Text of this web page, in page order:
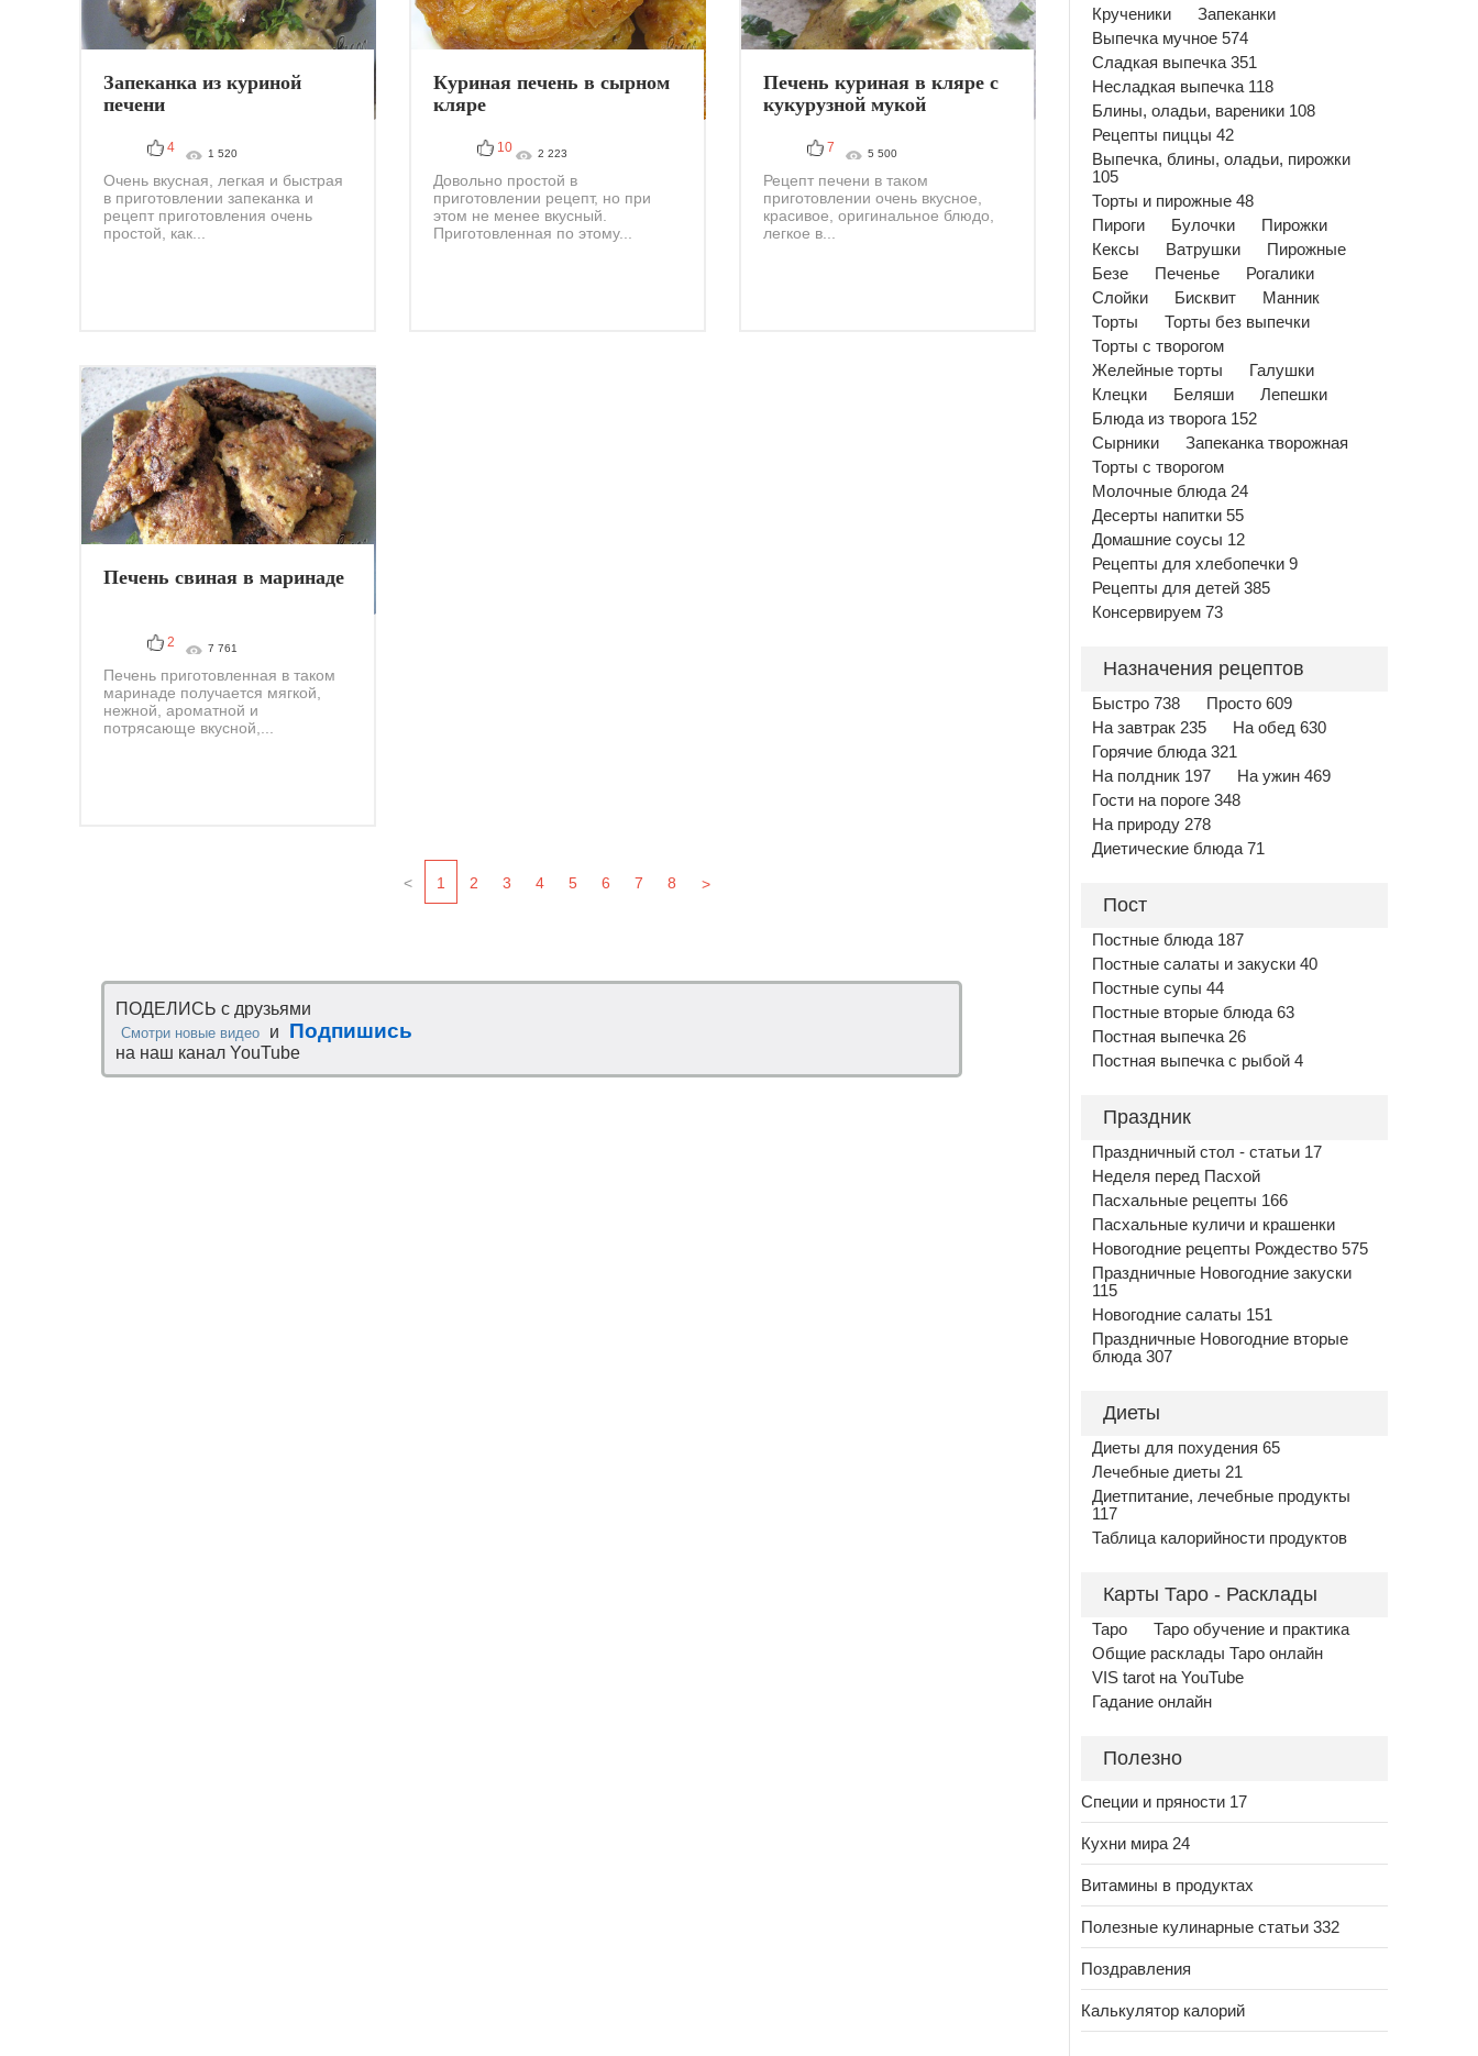
Запеканка из куриной
печени
4 1 520
Очень вкусная, легкая и быстрая
в приготовлении запеканка и
рецепт приготовления очень
простой, как...
Куриная печень в сырном
кляре
10 2 223
Довольно простой в
приготовлении рецепт, но при
этом не менее вкусный.
Приготовленная по этому...
Печень куриная в кляре с
кукурузной мукой
7 5 500
Рецепт печени в таком
приготовлении очень вкусное,
красивое, оригинальное блюдо,
легкое в...
Печень свиная в маринаде
2 7 761
Печень приготовленная в таком
маринаде получается мягкой,
нежной, ароматной и
потрясающе вкусной,...
< 1 2 3 4 5 6 7 8 >
ПОДЕЛИСЬ с друзьями
Смотри новые видео и Подпишись
на наш канал YouTube
Крученики
Запеканки
Выпечка мучное 574
Сладкая выпечка 351
Несладкая выпечка 118
Блины, оладьи, вареники 108
Рецепты пиццы 42
Выпечка, блины, оладьи, пирожки
105
Торты и пирожные 48
Пироги
Булочки
Пирожки
Кексы
Ватрушки
Пирожные
Безе
Печенье
Рогалики
Слойки
Бисквит
Манник
Торты
Торты без выпечки
Торты с творогом
Желейные торты
Галушки
Клецки
Беляши
Лепешки
Блюда из творога 152
Сырники
Запеканка творожная
Торты с творогом
Молочные блюда 24
Десерты напитки 55
Домашние соусы 12
Рецепты для хлебопечки 9
Рецепты для детей 385
Консервируем 73
Назначения рецептов
Быстро 738
Просто 609
На завтрак 235
На обед 630
Горячие блюда 321
На полдник 197
На ужин 469
Гости на пороге 348
На природу 278
Диетические блюда 71
Пост
Постные блюда 187
Постные салаты и закуски 40
Постные супы 44
Постные вторые блюда 63
Постная выпечка 26
Постная выпечка с рыбой 4
Праздник
Праздничный стол - статьи 17
Неделя перед Пасхой
Пасхальные рецепты 166
Пасхальные куличи и крашенки
Новогодние рецепты Рождество 575
Праздничные Новогодние закуски
115
Новогодние салаты 151
Праздничные Новогодние вторые
блюда 307
Диеты
Диеты для похудения 65
Лечебные диеты 21
Диетпитание, лечебные продукты
117
Таблица калорийности продуктов
Карты Таро - Расклады
Таро
Таро обучение и практика
Общие расклады Таро онлайн
VIS tarot на YouTube
Гадание онлайн
Полезно
Специи и пряности 17
Кухни мира 24
Витамины в продуктах
Полезные кулинарные статьи 332
Поздравления
Калькулятор калорий